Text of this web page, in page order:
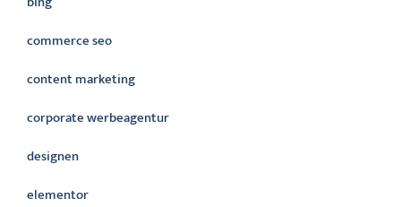
commerce seo
content marketing
corporate werbeagentur
designen
elementor